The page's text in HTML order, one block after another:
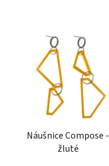
Náušnice Compose -
žluté